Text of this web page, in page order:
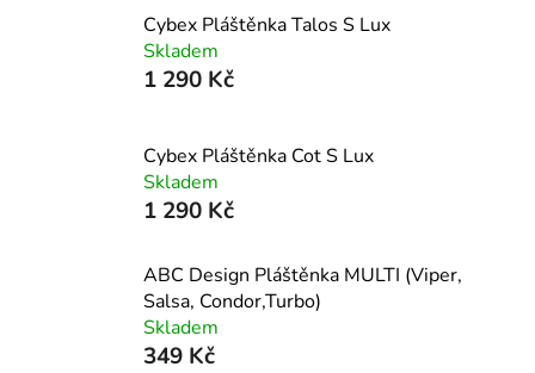
Cybex Pláštěnka Talos S Lux
Skladem
1 290 Kč
Cybex Pláštěnka Cot S Lux
Skladem
1 290 Kč
ABC Design Pláštěnka MULTI (Viper,
Salsa, Condor,Turbo)
Skladem
349 Kč